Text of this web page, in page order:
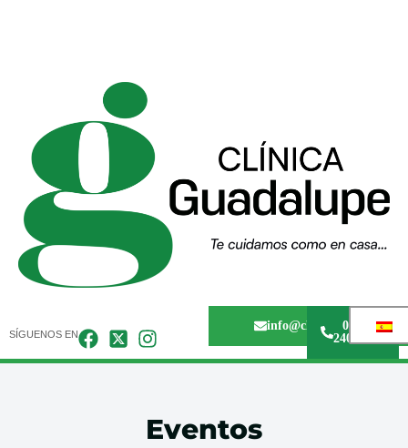
SÍGUENOS EN
0243 -
240.67.36
Eventos